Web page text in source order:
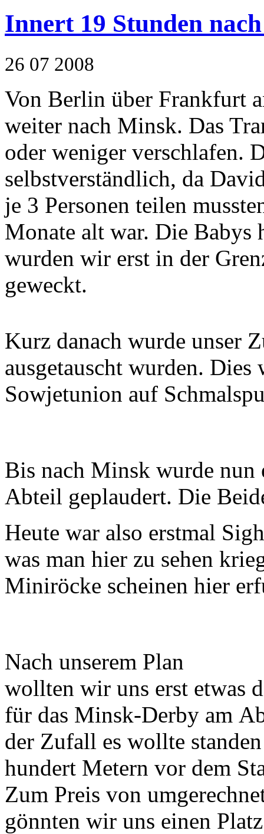
Innert 19 Stunden
26 07 2008
Von Berlin über Frankfurt
weiter nach Minsk. Das
oder weniger verschlafen.
selbstverständlich, da
je 3 Personen teilen
Monate alt war. Die Babys
wurden wir erst in der
geweckt.
Kurz danach wurde unser
ausgetauscht wurden.
Sowjetunion auf
Bis nach Minsk wurde nun
Abteil geplaudert. Die
Heute war also erstmal
was man hier zu sehen
Miniröcke scheinen hier
Nach unserem Plan
wollten wir uns erst etwas
für das Minsk-Derby am
der Zufall es wollte
hundert Metern vor dem
Zum Preis von
gönnten wir uns einen